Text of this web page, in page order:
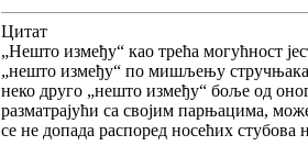
Цитат
„Нешто између“ као трећа могућност
„нешто између“ по мишљењу стручњака
неко друго „нешто између“ боље од
разматрајући са својим парњацима,
се не допада распоред носећих стубова